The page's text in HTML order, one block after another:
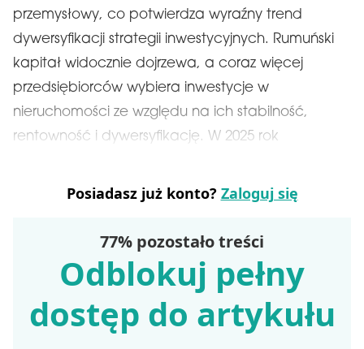
przemysłowy, co potwierdza wyraźny trend
dywersyfikacji strategii inwestycyjnych. Rumuński
kapitał widocznie dojrzewa, a coraz więcej
przedsiębiorców wybiera inwestycje w
nieruchomości ze względu na ich stabilność,
rentowność i dywersyfikację. W 2025 rok
Posiadasz już konto? Zaloguj się
77% pozostało treści
Odblokuj pełny
dostęp do artykułu